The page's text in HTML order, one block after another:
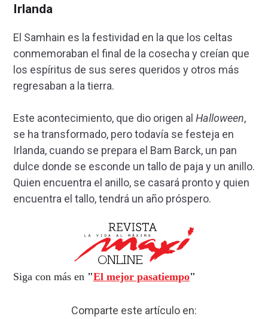
Irlanda
El Samhain es la festividad en la que los celtas
conmemoraban el final de la cosecha y creían que
los espíritus de sus seres queridos y otros más
regresaban a la tierra.
Este acontecimiento, que dio origen al Halloween,
se ha transformado, pero todavía se festeja en
Irlanda, cuando se prepara el Bam Barck, un pan
dulce donde se esconde un tallo de paja y un anillo.
Quien encuentra el anillo, se casará pronto y quien
encuentra el tallo, tendrá un año próspero.
Siga con más en "El mejor pasatiempo"
Comparte este artículo en: